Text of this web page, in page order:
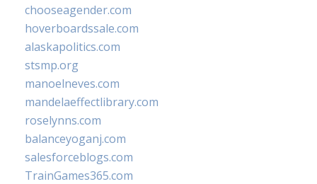
chooseagender.com
hoverboardssale.com
alaskapolitics.com
stsmp.org
manoelneves.com
mandelaeffectlibrary.com
roselynns.com
balanceyoganj.com
salesforceblogs.com
TrainGames365.com